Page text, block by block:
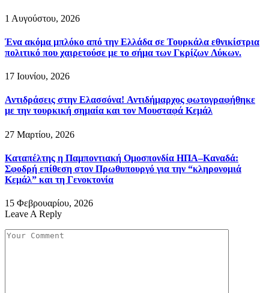
1 Αυγούστου, 2026
Ένα ακόμα μπλόκο από την Ελλάδα σε Τουρκάλα εθνικίστρια
πολιτικό που χαιρετούσε με το σήμα των Γκρίζων Λύκων.
17 Ιουνίου, 2026
Αντιδράσεις στην Ελασσόνα! Αντιδήμαρχος φωτογραφήθηκε
με την τουρκική σημαία και τον Μουσταφά Κεμάλ
27 Μαρτίου, 2026
Καταπέλτης η Παμποντιακή Ομοσπονδία ΗΠΑ–Καναδά:
Σφοδρή επίθεση στον Πρωθυπουργό για την “κληρονομιά
Κεμάλ” και τη Γενοκτονία
15 Φεβρουαρίου, 2026
Leave A Reply